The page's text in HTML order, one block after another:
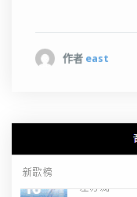
作者 east